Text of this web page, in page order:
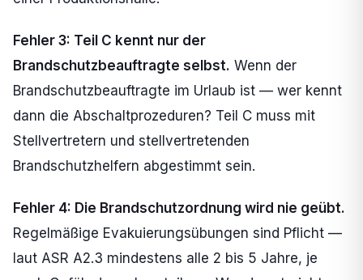
Fehler 3: Teil C kennt nur der
Brandschutzbeauftragte selbst. Wenn der
Brandschutzbeauftragte im Urlaub ist — wer kennt
dann die Abschaltprozeduren? Teil C muss mit
Stellvertretern und stellvertretenden
Brandschutzhelfern abgestimmt sein.
Fehler 4: Die Brandschutzordnung wird nie geübt.
Regelmäßige Evakuierungsübungen sind Pflicht —
laut ASR A2.3 mindestens alle 2 bis 5 Jahre, je